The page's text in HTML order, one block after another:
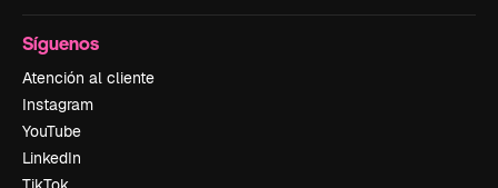
Síguenos
Atención al cliente
Instagram
YouTube
LinkedIn